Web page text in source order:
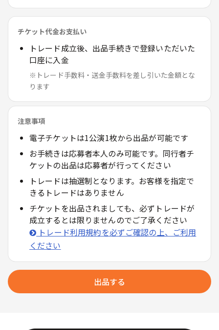
チケット代金お支払い
トレード成立後、出品手続きで登録いただいた
口座に入金
※トレード手数料・送金手数料を差し引いた金額とな
ります
注意事項
電子チケットは1公演1枚から出品が可能です
お手続きは応募者本人のみ可能です。同行者チ
ケットの出品は応募者が行ってください
トレードは抽選制となります。お客様を指定で
きるトレードはありません
チケットを出品されましても、必ずトレードが
成立するとは限りませんのでご了承ください
トレード利用規約を必ずご確認の上、ご利用
ください
出品する